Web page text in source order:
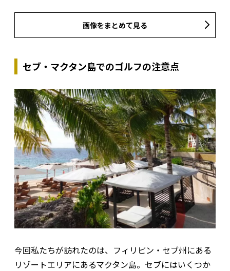
画像をまとめて見る
セブ・マクタン島でのゴルフの注意点
今回私たちが訪れたのは、フィリピン・セブ州にある
リゾートエリアにあるマクタン島。セブにはいくつか